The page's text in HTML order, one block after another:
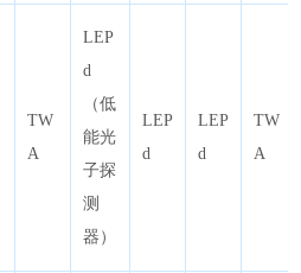
TW
A
LEP
d
（低
能光
子探
测
器）
LEP
d
LEP
d
TW
A